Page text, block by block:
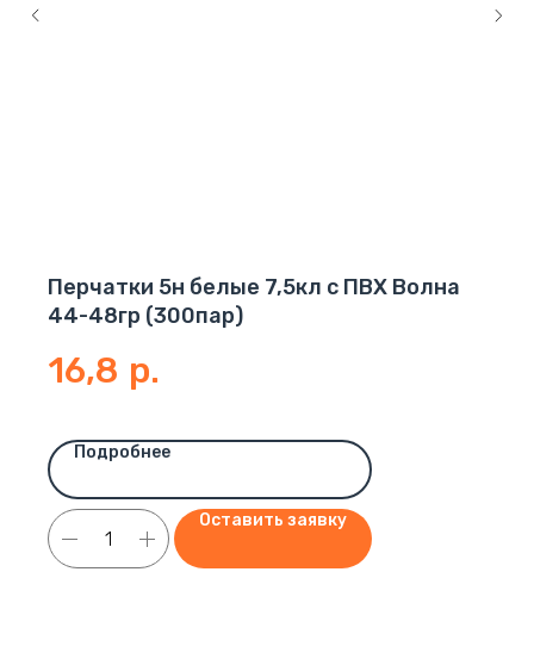
Перчатки 5н белые 7,5кл с ПВХ Волна
44-48гр (300пар)
16,8 р.
Подробнее
Оставить заявку